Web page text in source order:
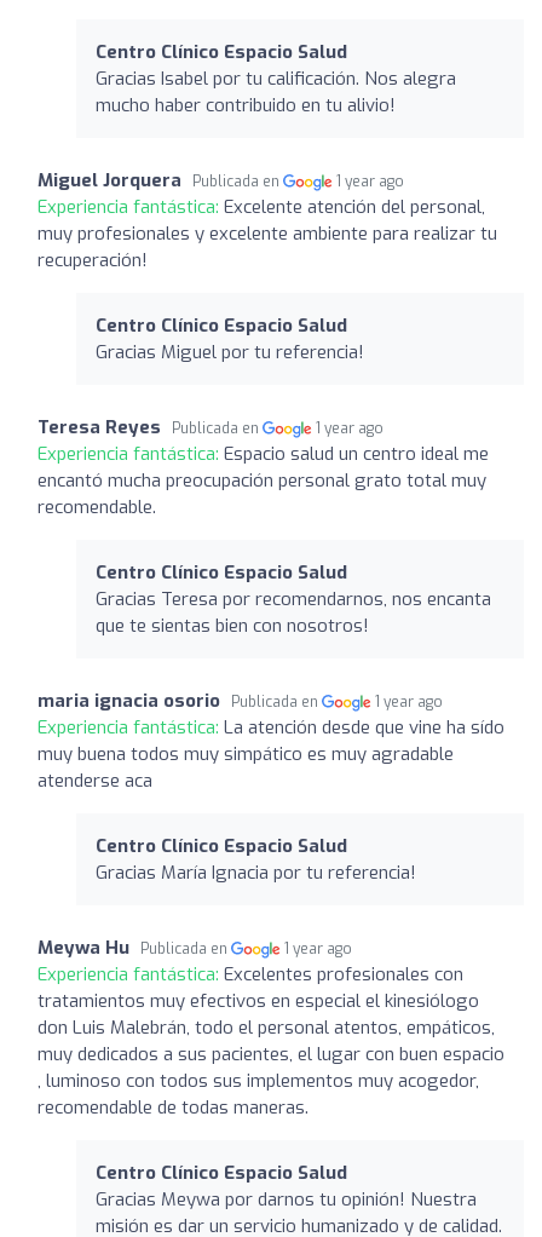
Centro Clínico Espacio Salud
Gracias Isabel por tu calificación. Nos alegra
mucho haber contribuido en tu alivio!
Miguel Jorquera Publicada en 1 year ago
Experiencia fantástica: Excelente atención del personal,
muy profesionales y excelente ambiente para realizar tu
recuperación!
Centro Clínico Espacio Salud
Gracias Miguel por tu referencia!
Teresa Reyes Publicada en 1 year ago
Experiencia fantástica: Espacio salud un centro ideal me
encantó mucha preocupación personal grato total muy
recomendable.
Centro Clínico Espacio Salud
Gracias Teresa por recomendarnos, nos encanta
que te sientas bien con nosotros!
maria ignacia osorio Publicada en 1 year ago
Experiencia fantástica: La atención desde que vine ha sído
muy buena todos muy simpático es muy agradable
atenderse aca
Centro Clínico Espacio Salud
Gracias María Ignacia por tu referencia!
Meywa Hu Publicada en 1 year ago
Experiencia fantástica: Excelentes profesionales con
tratamientos muy efectivos en especial el kinesiólogo
don Luis Malebrán, todo el personal atentos, empáticos,
muy dedicados a sus pacientes, el lugar con buen espacio
, luminoso con todos sus implementos muy acogedor,
recomendable de todas maneras.
Centro Clínico Espacio Salud
Gracias Meywa por darnos tu opinión! Nuestra
misión es dar un servicio humanizado y de calidad.